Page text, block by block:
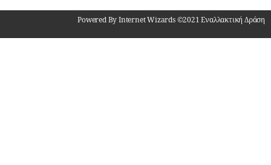
Powered By Internet Wizards ©2021 Εναλλακτική Δράση